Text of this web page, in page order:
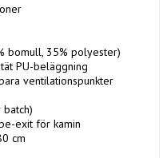
bomull, 35% polyester)
PU-beläggning
ventilationspunkter
exit för kamin
cm